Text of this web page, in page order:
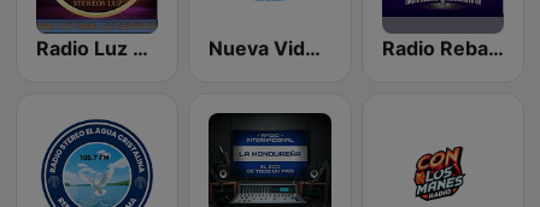
Radio Luz Estereo Nueva Vida 90.1 Radio Rebaño de Jesucristo HN